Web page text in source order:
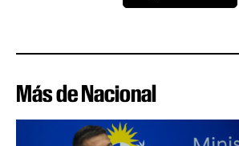
Más de Nacional